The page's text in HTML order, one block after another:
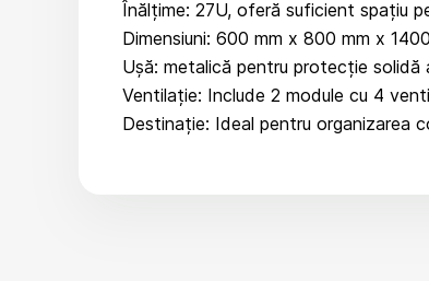
Înălțime: 27U, oferă suficient spațiu
Dimensiuni: 600 mm x 800 mm x
Ușă: metalică pentru protecție solidă
Ventilație: Include 2 module cu 4
Destinație: Ideal pentru organizarea